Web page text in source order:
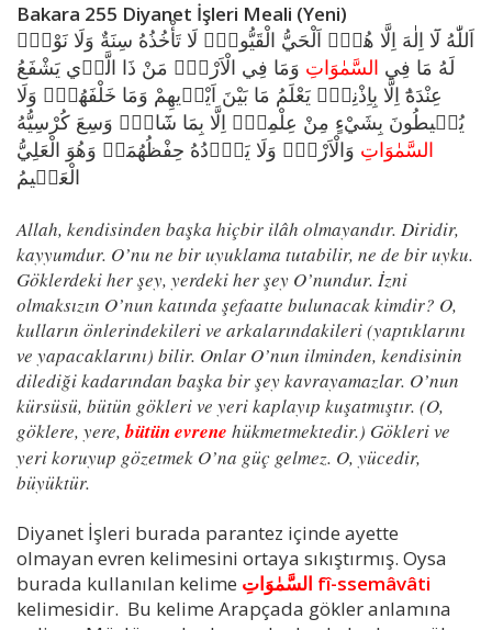
Bakara 255 Diyanet İşleri Meali (Yeni)
اَللّٰهُ لَٓا اِلٰهَ اِلَّا هُوَۚ اَلْحَيُّ الْقَيُّومُۚ لَا تَأْخُذُهُ سِنَةٌ وَلَا نَوْمٌۜ
لَهُ مَا فِي السَّمٰوَاتِ وَمَا فِي الْاَرْضِۜ مَنْ ذَا الَّذ۪ي يَشْفَعُ
عِنْدَهُٓ اِلَّا بِاِذْنِه۪ۜ يَعْلَمُ مَا بَيْنَ اَيْد۪يهِمْ وَمَا خَلْفَهُمْۚ وَلَا
يُح۪يطُونَ بِشَيْءٍ مِنْ عِلْمِه۪ٓ اِلَّا بِمَا شَٓاءَۚ وَسِعَ كُرْسِيُّهُ
السَّمٰوَاتِ وَالْاَرْضَۚ وَلَا يَؤُ۫دُهُ حِفْظُهُمَاۚ وَهُوَ الْعَلِيُّ
الْعَظ۪يمُ
Allah, kendisinden başka hiçbir ilâh olmayandır. Diridir,
kayyumdur. O’nu ne bir uyuklama tutabilir, ne de bir uyku.
Göklerdeki her şey, yerdeki her şey O’nundur. İzni
olmaksızın O’nun katında şefaatte bulunacak kimdir? O,
kulların önlerindekileri ve arkalarındakileri (yaptıklarını
ve yapacaklarını) bilir. Onlar O’nun ilminden, kendisinin
dilediği kadarından başka bir şey kavrayamazlar. O’nun
kürsüsü, bütün gökleri ve yeri kaplayıp kuşatmıştır. (O,
göklere, yere,bütün evrene hükmetmektedir.) Gökleri ve
yeri koruyup gözetmek O’na güç gelmez. O, yücedir,
büyüktür.
Diyanet İşleri burada parantez içinde ayette
olmayan evren kelimesini ortaya sıkıştırmış. Oysa
burada kullanılan kelime
السَّمٰوَاتِ fî-ssemâvâti
kelimesidir. Bu kelime Arapçada gökler anlamına